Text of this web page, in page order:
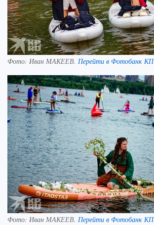
Фото: Иван МАКЕЕВ. Перейти в Фотобанк КП
Фото: Иван МАКЕЕВ. Перейти в Фотобанк КП